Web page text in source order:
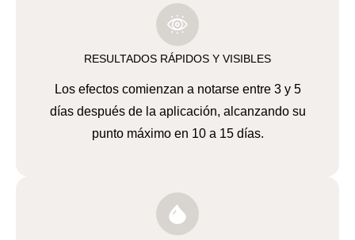
RESULTADOS RÁPIDOS Y VISIBLES
Los efectos comienzan a notarse entre 3 y 5
días después de la aplicación, alcanzando su
punto máximo en 10 a 15 días.